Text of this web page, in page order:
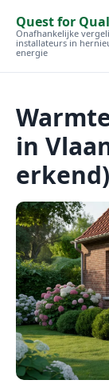
Quest for
Onafhankelijke
installateurs in
energie
in
erkend)